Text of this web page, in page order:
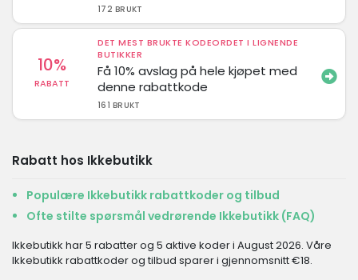
172 BRUKT
10%
RABATT
DET MEST BRUKTE KODEORDET I LIGNENDE
BUTIKKER
Få 10% avslag på hele kjøpet med
denne rabattkode
161 BRUKT
Rabatt hos Ikkebutikk
Populære Ikkebutikk rabattkoder og tilbud
Ofte stilte spørsmål vedrørende Ikkebutikk (FAQ)
Ikkebutikk har 5 rabatter og 5 aktive koder i August 2026. Våre
Ikkebutikk rabattkoder og tilbud sparer i gjennomsnitt €18.